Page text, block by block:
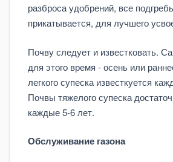
разброса удобрений, все
прикатывается, для лучшего
Почву следует и известковать.
для этого время - осень или
легкого супеска известкуется
Почвы тяжелого супеска
каждые 5-6 лет.
Обслуживание газона